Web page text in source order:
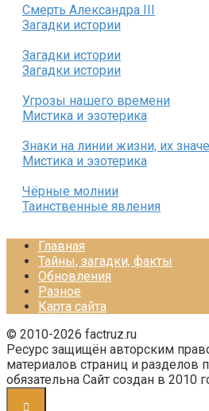
Смерть Александра III
Загадки истории
Загадки истории
Загадки истории
Угрозы нашего времени
Мистика и эзотерика
Знаки на линии жизни, их
Мистика и эзотерика
Чёрные молнии
Таинственные явления
Главная
Тайны, загадки, факты
Обновления
Разное
Карта сайта
© 2010-2026 factruz.ru
Ресурс защищён авторским
материалов страниц и разделов
обязательна Сайт создан в 2010